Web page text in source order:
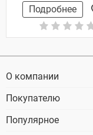
Подробнее
О компании
Покупателю
Популярное